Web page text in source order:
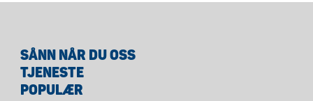
SÅNN NÅR DU OSS
TJENESTE
POPULÆR